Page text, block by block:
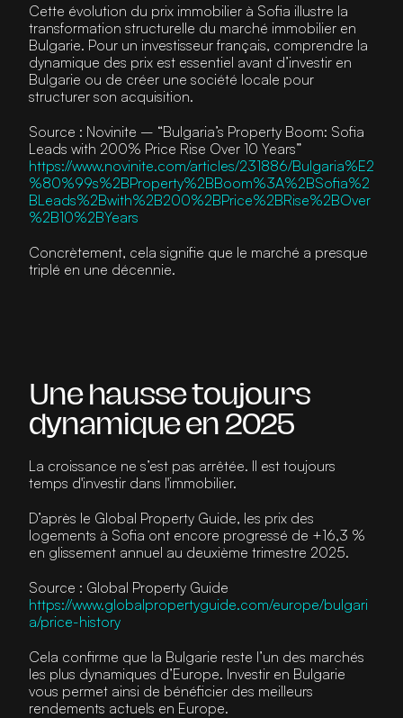
Cette évolution du prix immobilier à Sofia illustre la
transformation structurelle du marché immobilier en
Bulgarie. Pour un investisseur français, comprendre la
dynamique des prix est essentiel avant d’investir en
Bulgarie ou de créer une société locale pour
structurer son acquisition.
Source : Novinite – “Bulgaria’s Property Boom: Sofia
Leads with 200% Price Rise Over 10 Years”
https://www.novinite.com/articles/231886/Bulgaria%E2
%80%99s%2BProperty%2BBoom%3A%2BSofia%2
BLeads%2Bwith%2B200%2BPrice%2BRise%2BOver
%2B10%2BYears
Concrètement, cela signifie que le marché a presque
triplé en une décennie.
Une hausse toujours
dynamique en 2025
La croissance ne s’est pas arrêtée. Il est toujours
temps d'investir dans l'immobilier.
D’après le Global Property Guide, les prix des
logements à Sofia ont encore progressé de +16,3 %
en glissement annuel au deuxième trimestre 2025.
Source : Global Property Guide
https://www.globalpropertyguide.com/europe/bulgari
a/price-history
Cela confirme que la Bulgarie reste l’un des marchés
les plus dynamiques d’Europe. Investir en Bulgarie
vous permet ainsi de bénéficier des meilleurs
rendements actuels en Europe.